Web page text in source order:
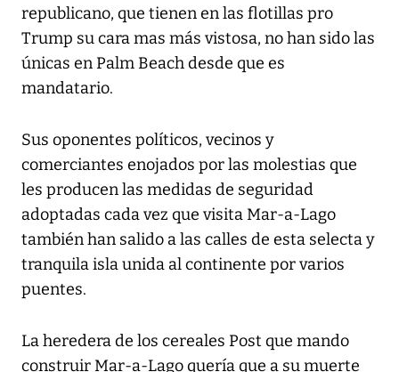
republicano, que tienen en las flotillas pro
Trump su cara mas más vistosa, no han sido las
únicas en Palm Beach desde que es
mandatario.
Sus oponentes políticos, vecinos y
comerciantes enojados por las molestias que
les producen las medidas de seguridad
adoptadas cada vez que visita Mar-a-Lago
también han salido a las calles de esta selecta y
tranquila isla unida al continente por varios
puentes.
La heredera de los cereales Post que mando
construir Mar-a-Lago quería que a su muerte